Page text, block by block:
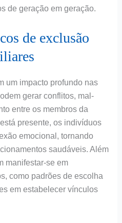
de geração em geração.
de exclusão
um impacto profundo nas
gerar conflitos, mal-
entre os membros da
presente, os indivíduos
emocional, tornando
saudáveis. Além
manifestar-se em
como padrões de escolha
em estabelecer vínculos